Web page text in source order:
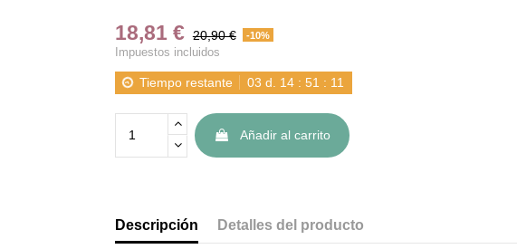
18,81 € 20,90 € -10%
Impuestos incluidos
Tiempo restante 03 d. 14 :51 : 10
Añadir al carrito
Descripción Detalles del producto